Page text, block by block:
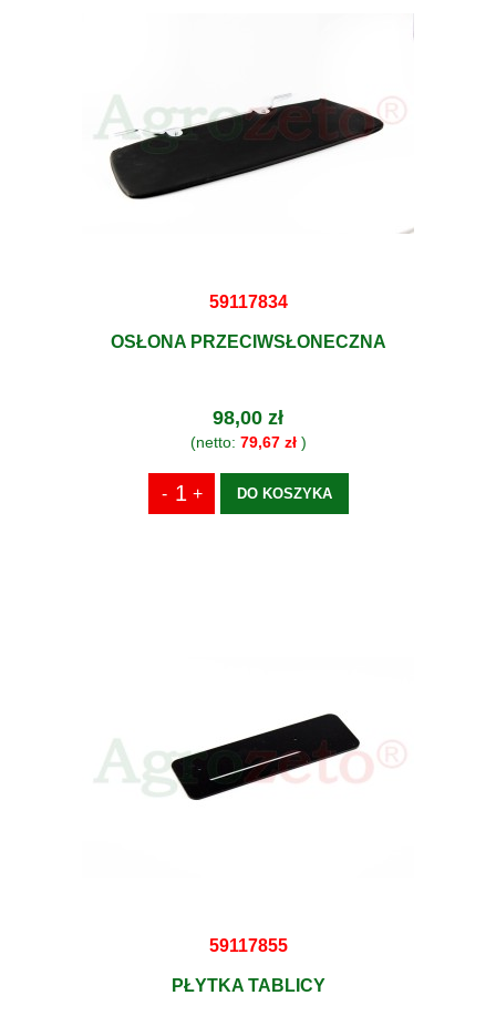
59117834
OSŁONA PRZECIWSŁONECZNA
98,00 zł
(netto: 79,67 zł)
DO KOSZYKA
59117855
PŁYTKA TABLICY